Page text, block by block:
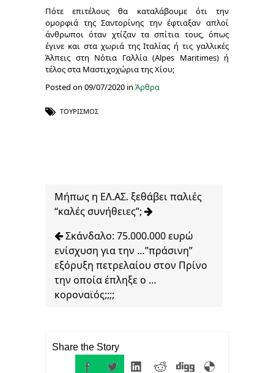
Πότε επιτέλους θα καταλάβουμε ότι την
ομορφιά της Σαντορίνης την έφτιαξαν απλοί
άνθρωποι όταν χτίζαν τα σπίτια τους, όπως
έγινε και στα χωριά της Ιταλίας ή τις γαλλικές
Άλπεις στη Νότια Γαλλία (Alpes Maritimes) ή
τέλος στα Μαστιχοχώρια της Χίου;
Posted on 09/07/2020 in Άρθρα
ΤΟΥΡΙΣΜΌΣ
Μήπως η ΕΛ.ΑΣ. ξεθάβει παλιές
“καλές συνήθειες”;
Σκάνδαλο: 75.000.000 ευρώ
ενίσχυση για την …”πράσινη”
εξόρυξη πετρελαίου στον Πρίνο
την οποία έπληξε ο …
κοροναϊός;;;;
Share the Story